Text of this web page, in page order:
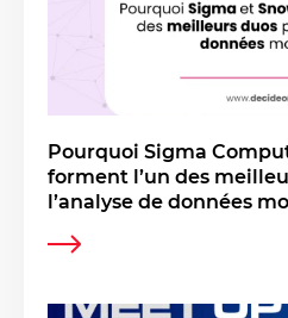
Pourquoi Sigma
forment l’un des
l’analyse de données